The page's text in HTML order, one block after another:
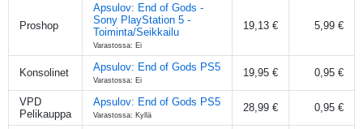
Proshop
Apsulov: End of Gods -
Sony PlayStation 5 -
Toiminta/Seikkailu
Varastossa: Ei
19,13 € 5,99 €
Konsolinet Apsulov: End of Gods PS5
Varastossa: Ei
19,95 € 0,95 €
VPD
Pelikauppa
Apsulov: End of Gods PS5
Varastossa: Kyllä
28,99 € 0,95 €